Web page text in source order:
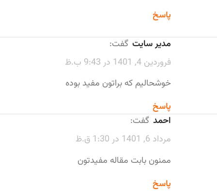
پاسخ
مدیر سایت گفت:
فروردین 4, 1401 در 9:43 ب.ظ
خوشحالیم که براتون مفید بوده
پاسخ
احمد گفت:
مرداد 6, 1401 در 1:30 ق.ظ
ممنون بابت مقاله مفیدتون
پاسخ